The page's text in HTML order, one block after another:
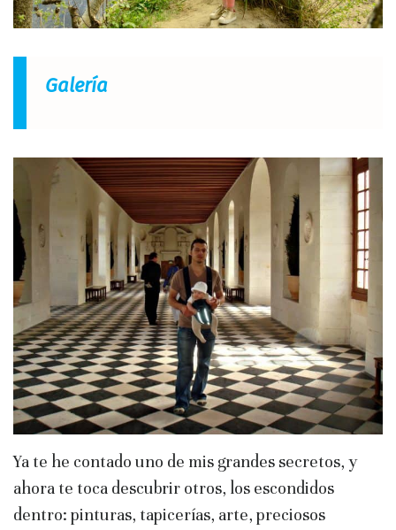
Galería
Ya te he contado uno de mis grandes secretos, y
ahora te toca descubrir otros, los escondidos
dentro: pinturas, tapicerías, arte, preciosos